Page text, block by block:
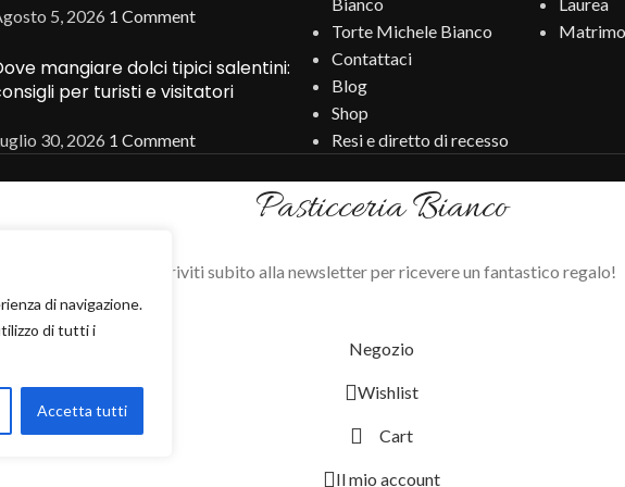
di navigazione.
di tutti i
Accetta tutti
5, 2026 1 Comment
mangiare dolci tipici salentini:
per turisti e visitatori
30, 2026 1 Comment
Torte Michele Bianco
Contattaci
Blog
Shop
Resi e diretto di recesso
Pasticceria Bianco
Iscriviti subito alla newsletter per ricevere un fantastico regalo!
Negozio
Wishlist
Cart
Il mio account